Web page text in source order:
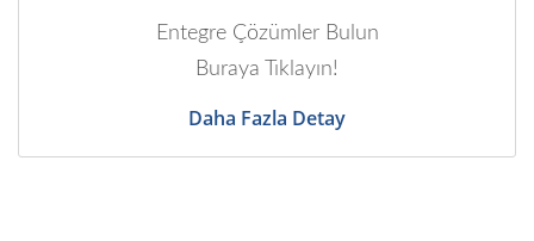
Entegre Çözümler Bulun
Buraya Tıklayın!
Daha Fazla Detay